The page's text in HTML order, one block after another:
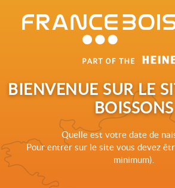
BIENVENUE SUR LE
BOISSONS
Quelle est votre date de
Pour entrer sur le site vous devez
minimum).
Rechercher sur le site France
NOS